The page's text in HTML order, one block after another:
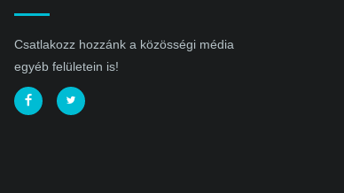
Csatlakozz hozzánk a közösségi média
egyéb felületein is!